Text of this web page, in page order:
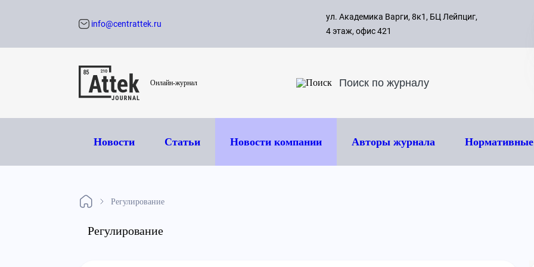
с 09:00
8 495
info@centrattek.ru
ул. Академика Варги, 8к1, БЦ Лейпциг,
4 этаж, офис 421
Онлайн-журнал
Новости Статьи Новости компании Авторы журнала
Регулирование
Регулирование